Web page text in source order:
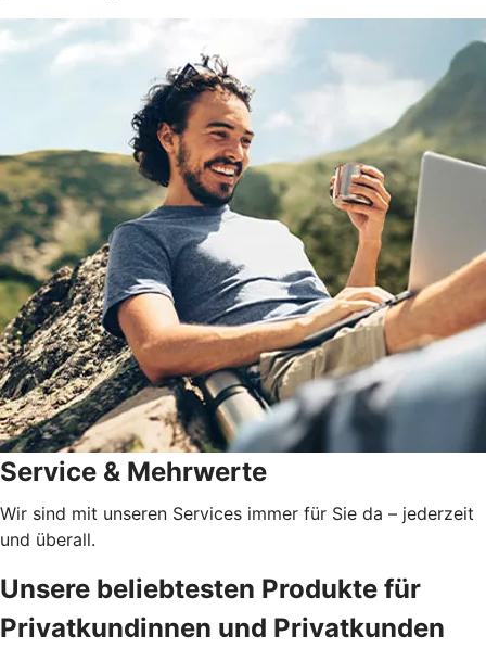
Service & Mehrwerte
Wir sind mit unseren Services immer für Sie da – jederzeit
und überall.
Unsere beliebtesten Produkte für
Privatkundinnen und Privatkunden